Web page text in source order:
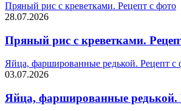
Пряный рис с креветками. Рецепт с фото
28.07.2026
Пряный рис с креветками.
Яйца, фаршированные редькой. Рецепт с
03.07.2026
Яйца, фаршированные редькой.